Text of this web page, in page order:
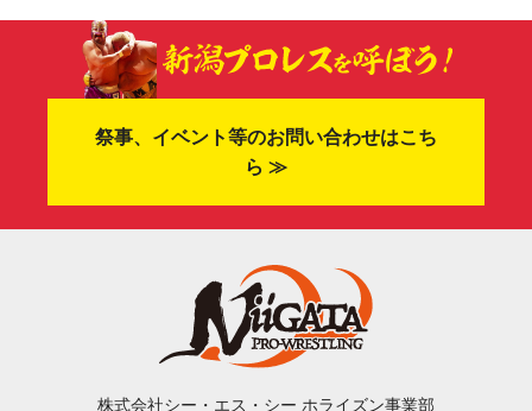
祭事、イベント等のお問い合わせはこち
ら ≫
株式会社シー・エス・シー ホライズン事業部